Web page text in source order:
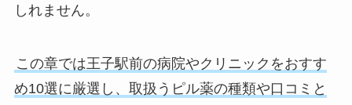
しれません。
この章では王子駅前の病院やクリニックをおすす
め10選に厳選し、取扱うピル薬の種類や口コミと